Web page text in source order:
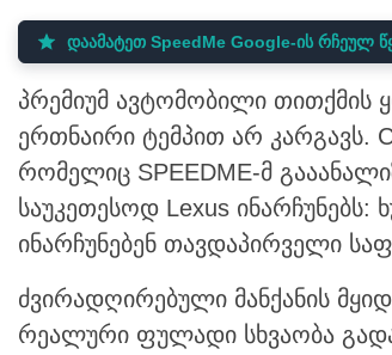
დაამატეთ SpeedMe Google-ის რჩეულ
პრემიუმ ავტომობილი თითქმის
ერთნაირი ტემპით არ კარგავს.
რომელიც SPEEDME-მ
საუკეთესოდ Lexus ინარჩუნებს:
ინარჩუნებენ თავდაპირველი
ძვირადღირებული მანქანის
რეალური ფულადი სხვაობა